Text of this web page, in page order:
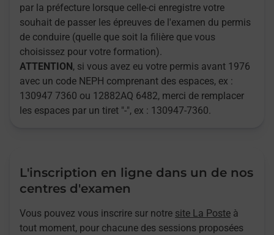
par la préfecture lorsque celle-ci enregistre votre
souhait de passer les épreuves de l'examen du permis
de conduire (quelle que soit la filière que vous
choisissez pour votre formation).
ATTENTION , si vous avez eu votre permis avant 1976
avec un code NEPH comprenant des espaces, ex :
130947 7360 ou 12882AQ 6482, merci de remplacer
les espaces par un tiret "-", ex : 130947-7360.
L'inscription en ligne dans un de nos
centres d'examen
Vous pouvez vous inscrire sur notre site La Poste à
tout moment, pour chacune des sessions proposées